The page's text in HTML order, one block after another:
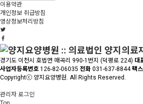
이용약관
개인정보 취급방침
영상정보처리방침
경기도 이천시 호법면 매곡리 990-1번지 (덕평로 224) 대
사업자등록번호 126-82-06035 전화 031-637-8844 팩스
Copyrightⓒ 양지요양병원. All Rights Reserved.
관리자 로그인